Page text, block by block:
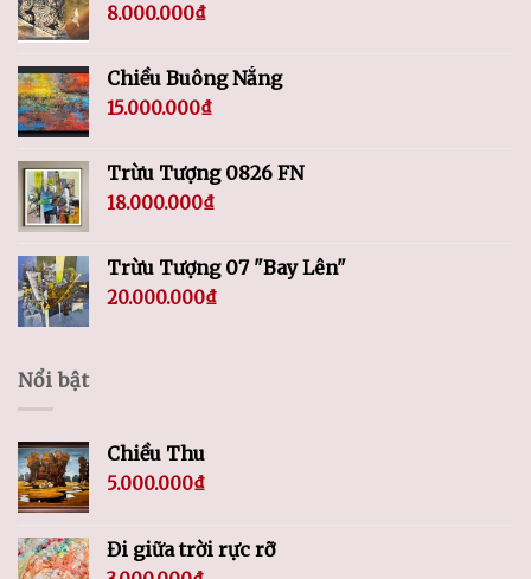
8.000.000₫
Chiều Buông Nắng
15.000.000₫
Trừu Tượng 0826 FN
18.000.000₫
Trừu Tượng 07 "Bay Lên"
20.000.000₫
Nổi bật
Chiều Thu
5.000.000₫
Đi giữa trời rực rỡ